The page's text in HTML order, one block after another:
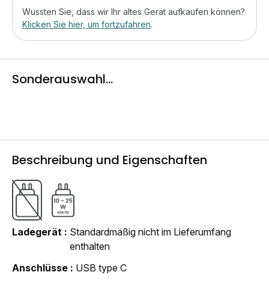
Wussten Sie, dass wir Ihr altes Gerät aufkaufen können?
Klicken Sie hier, um fortzufahren.
Sonderauswahl...
Beschreibung und Eigenschaften
Ladegerät
Standardmäßig nicht im Lieferumfang
enthalten
Anschlüsse
USB type C